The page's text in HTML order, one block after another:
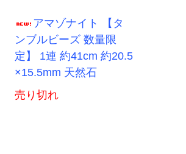
アマゾナイト 【タ
ンブルビーズ 数量限
定】 1連 約41cm 約20.5
×15.5mm 天然石
売り切れ